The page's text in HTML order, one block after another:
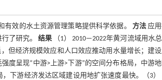
效的水土资源管理策略提供科学依据。 方法 应
行了研究。结果 （1） 2010—2022年黄河流域用水
但经济规模效应和人口效应推动用水量增长；建
度呈现“中游>上游>下游”的空间分布格局，中游
下游经济发达区域建设用地扩张速度最快。（3）